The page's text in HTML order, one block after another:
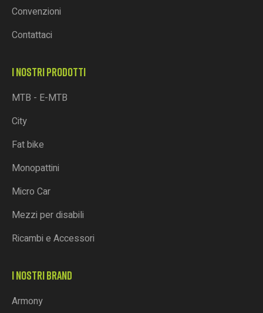
Convenzioni
Contattaci
I NOSTRI PRODOTTI
MTB - E-MTB
City
Fat bike
Monopattini
Micro Car
Mezzi per disabili
Ricambi e Accessori
I NOSTRI BRAND
Armony